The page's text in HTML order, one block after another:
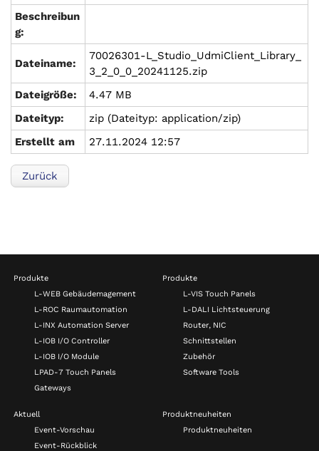
Beschreibun
g:
Dateiname:
70026301-L_Studio_UdmiClient_Library_
3_2_0_0_20241125.zip
Dateigröße:
4.47 MB
Dateityp:
zip (Dateityp: application/zip)
Erstellt am
27.11.2024 12:57
Zurück
Produkte
L-WEB Gebäudemagement
L-ROC Raumautomation
L-INX Automation Server
L-IOB I/O Controller
L-IOB I/O Module
LPAD-7 Touch Panels
Gateways
Produkte
L-VIS Touch Panels
L-DALI Lichtsteuerung
Router, NIC
Schnittstellen
Zubehör
Software Tools
Aktuell
Event-Vorschau
Event-Rückblick
Produktneuheiten
Produktneuheiten